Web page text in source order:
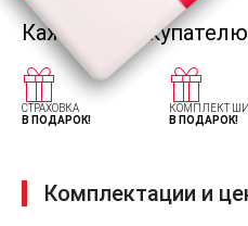
Каждому
СТРАХОВКА
В ПОДАРОК!
КОМПЛЕКТ
В ПОДАРОК!
Комплектации и